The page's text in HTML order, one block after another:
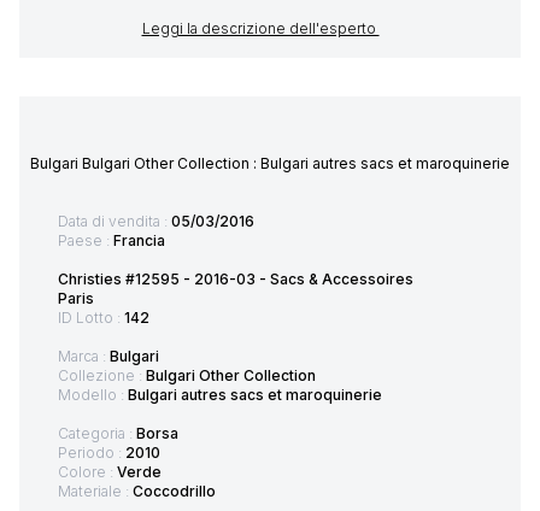
Leggi la descrizione dell'esperto
Bulgari Bulgari Other Collection : Bulgari autres sacs et maroquinerie
Data di vendita : 05/03/2016
Paese : Francia
Christies #12595 - 2016-03 - Sacs & Accessoires
Paris
ID Lotto : 142
Marca : Bulgari
Collezione : Bulgari Other Collection
Modello : Bulgari autres sacs et maroquinerie
Categoria : Borsa
Periodo : 2010
Colore : Verde
Materiale : Coccodrillo